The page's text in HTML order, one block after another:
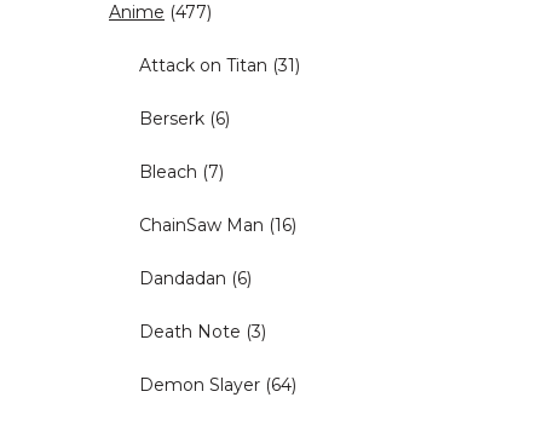
Anime (477)
Attack on Titan (31)
Berserk (6)
Bleach (7)
ChainSaw Man (16)
Dandadan (6)
Death Note (3)
Demon Slayer (64)